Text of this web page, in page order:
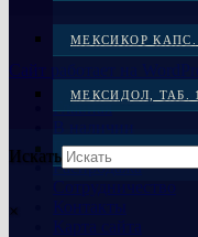
МЕКСИКОР КАПС.
МЕКСИДОЛ, ТАБ.
МЕКСИДОЛ ТАБ.
ЦИКЛОФЕРОН,
Искать
×
Сайт работает на
Главная
Под заказ
Распродажа
Сотрудничество
Контакты
Карта сайта